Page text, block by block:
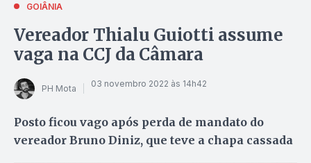
GOIÂNIA
Vereador Thialu Guiotti assume
vaga na CCJ da Câmara
PH Mota 03 novembro 2022 às 14h42
Posto ficou vago após perda de mandato do
vereador Bruno Diniz, que teve a chapa cassada